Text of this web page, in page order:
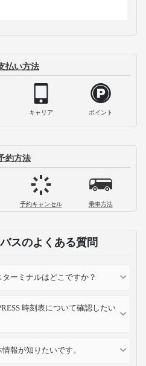
払い方法
キャリア ポイント
約方法
予約キャンセル 乗車方法
スのよくある質問
ーミナルはどこですか？
時刻表について確認したい
報が知りたいです。